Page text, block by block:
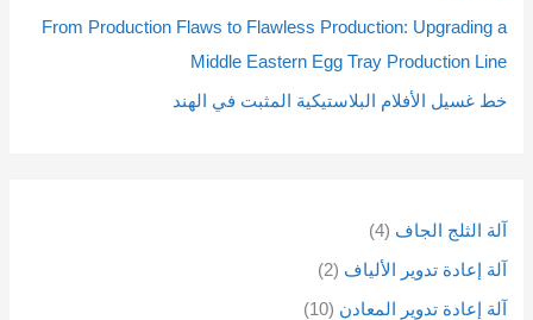
From Production Flaws to Flawless Production: Upgrading a
Middle Eastern Egg Tray Production Line
خط غسيل الأفلام البلاستيكية المثبت في الهند
آلة الثلج الجاف 4
آلة إعادة تدوير الألياف 2
آلة إعادة تدوير المعادن 10